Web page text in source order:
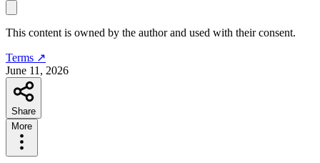
This content is owned by the author and used with their consent.
Terms ↗
June 11, 2026
Share
More